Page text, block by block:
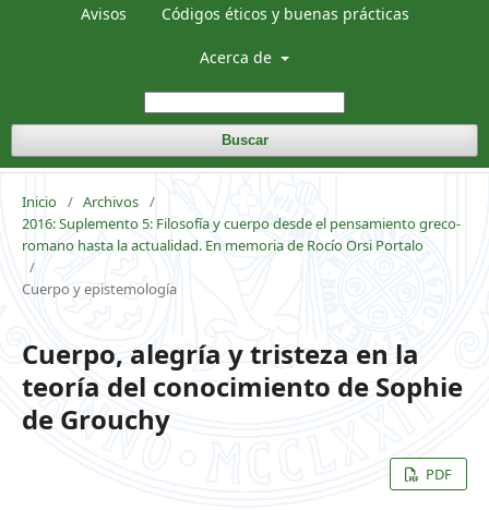
Avisos Códigos éticos y buenas prácticas
Acerca de
Buscar
Inicio / Archivos /
2016: Suplemento 5: Filosofía y cuerpo desde el pensamiento greco-
romano hasta la actualidad. En memoria de Rocío Orsi Portalo
/
Cuerpo y epistemología
Cuerpo, alegría y tristeza en la
teoría del conocimiento de Sophie
de Grouchy
PDF